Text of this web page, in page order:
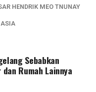
HENDRIK MEO TNUNAY
Sebabkan
Rumah Lainnya